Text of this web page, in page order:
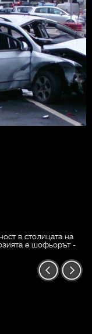
в столицата на
е шофьорът -